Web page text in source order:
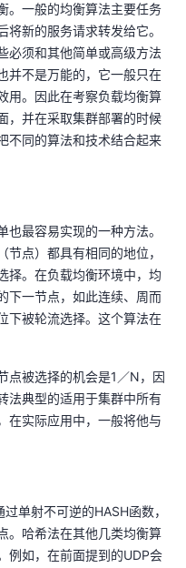
。一般的均衡算法主要任务
新的服务请求转发给它。
必须和其他简单或高级方法
并不是万能的，它一般只在
用。因此在考察负载均衡算
，并在采取集群部署的时候
不同的算法和技术结合起来
最容易实现的一种方法。
点）都具有相同的地位，
择。在负载均衡环境中，均
下一节点，如此连续、周而
下被轮流选择。这个算法在
被选择的机会是1／N，因
法典型的适用于集群中所有
在实际应用中，一般将他与
单射不可逆的HASH函数，
。哈希法在其他几类均衡算
例如，在前面提到的UDP会